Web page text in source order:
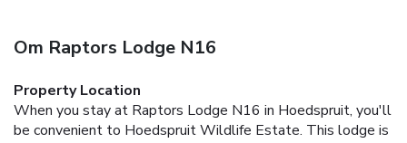
Om Raptors Lodge N16
Property Location
When you stay at Raptors Lodge N16 in Hoedspruit, you'll
be convenient to Hoedspruit Wildlife Estate. This lodge is